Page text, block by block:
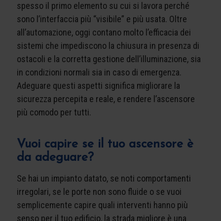
spesso il primo elemento su cui si lavora perché
sono l’interfaccia più “visibile” e più usata. Oltre
all’automazione, oggi contano molto l’efficacia dei
sistemi che impediscono la chiusura in presenza di
ostacoli e la corretta gestione dell’illuminazione, sia
in condizioni normali sia in caso di emergenza.
Adeguare questi aspetti significa migliorare la
sicurezza percepita e reale, e rendere l’ascensore
più comodo per tutti.
Vuoi capire se il tuo ascensore è
da adeguare?
Se hai un impianto datato, se noti comportamenti
irregolari, se le porte non sono fluide o se vuoi
semplicemente capire quali interventi hanno più
senso per il tuo edificio, la strada migliore è una